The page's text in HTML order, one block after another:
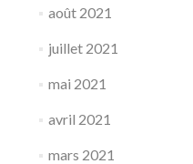
août 2021
juillet 2021
mai 2021
avril 2021
mars 2021